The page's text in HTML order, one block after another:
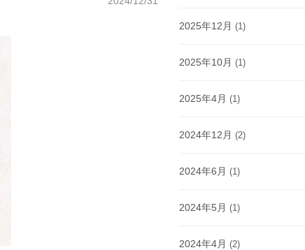
2025年12月 (1)
2025年10月 (1)
2025年4月 (1)
2024年12月 (2)
2024年6月 (1)
2024年5月 (1)
2024年4月 (2)